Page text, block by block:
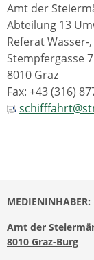
Amt der
Abteilung 13
Referat
Stempfergasse 7
8010 Graz
Fax: +43 (316)
MEDIENINHABER:
Amt der
8010 Graz-Burg